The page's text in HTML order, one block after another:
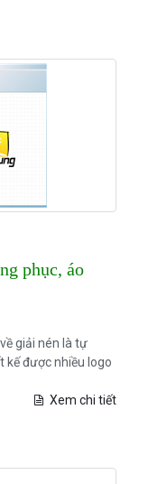
phục, áo
giải nén là tự
kế được nhiều logo
Xem chi tiết